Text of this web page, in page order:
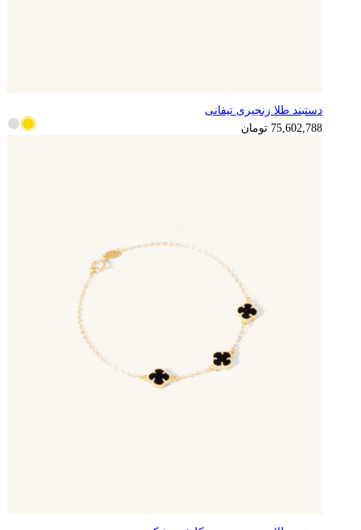
18,900,697 تومان
دستبند طلا زنجیری تیفانی
75,602,788 تومان